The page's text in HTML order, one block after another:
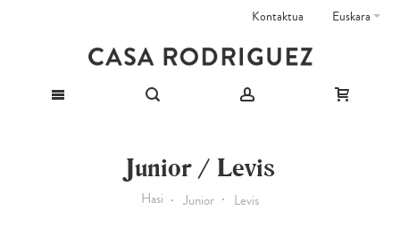
Euskara
Kontaktua
Junior / Levis
Hasi Junior Levis